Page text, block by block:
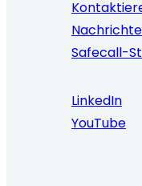
Safecall-
LinkedIn
YouTube